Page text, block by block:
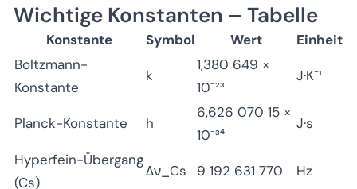
Wichtige Konstanten – Tabelle
Konstante Symbol Wert
Einheit
Boltzmann-
Konstante
k
1,380 649 ×
10⁻²³
J·K⁻¹
Planck-Konstante h
6,626 070 15 ×
10⁻³⁴
J·s
Hyperfein-Übergang
(Cs)
Δν_Cs 9 192 631 770 Hz